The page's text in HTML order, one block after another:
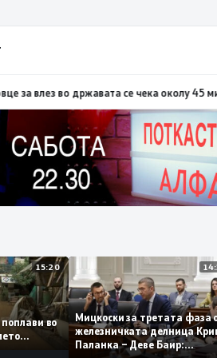
Вевчани“20:23Портокалова фаза утре,
15:20
поплави во
Мицкоски за третата
железничката делница
Паланка – Деве Баир: